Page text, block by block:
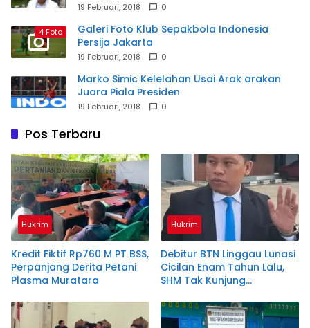
19 Februari, 2018 0
4 Foto
Galeri Foto Klub Sepakbola Indonesia
Persija Jakarta
19 Februari, 2018 0
Marko Simic Kelelahan Usai Arak arakan
Juara Piala Presiden
19 Februari, 2018 0
Pos Terbaru
Hukrim
Kredit Fiktif Rp760 M PT BSS,
Perpanjang Derita Petani
Plasma Muratara
Hukrim
Debitur BTN Linggau Lunasi
Cicilan Enam Tahun Lalu,
SHM Tak Kunjung